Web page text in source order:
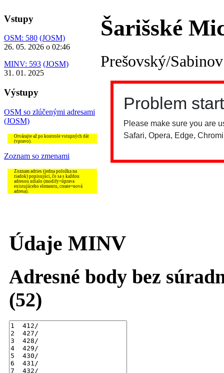
Vstupy
OSM: 580 (JOSM)
26. 05. 2026 o 02:46
MINV: 593 (JOSM)
31. 01. 2025
Výstupy
OSM so zlúčenými adresami
(JOSM)
Otvárajte až po kontrole vstupných dát
(vpravo).
Zoznam so zmenami
Zoznam adries (jedna položka na
riadok) popisujúci, čo sa s každou
adresou udialo (modify=úprava
existujúceho elementu, create=nová
adresa).
Šarišské
Prešovský/Sabinov
Údaje MINV
Adresné body bez
(52)